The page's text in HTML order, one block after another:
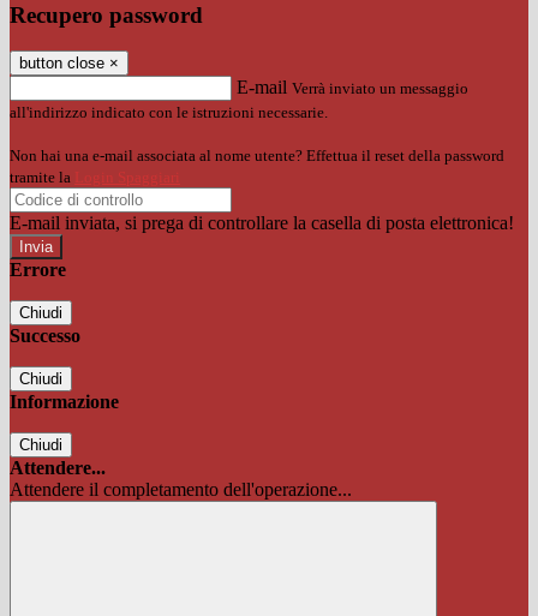
Recupero password
button close ×
E-mail Verrà inviato un messaggio
all'indirizzo indicato con le istruzioni necessarie.
Non hai una e-mail associata al nome utente? Effettua il reset della password
tramite la Login Spaggiari
E-mail inviata, si prega di controllare la casella di posta elettronica!
Errore
Chiudi
Successo
Chiudi
Informazione
Chiudi
Attendere...
Attendere il completamento dell'operazione...